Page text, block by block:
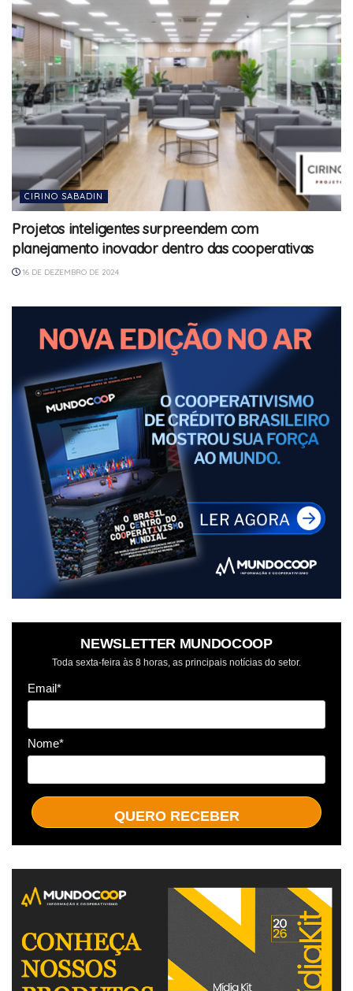
CIRINO SABADIN
Projetos inteligentes surpreendem com
planejamento inovador dentro das cooperativas
16 DE DEZEMBRO DE 2024
NEWSLETTER MUNDOCOOP
Toda sexta-feira às 8 horas, as principais notícias do setor.
Email*
Nome*
QUERO RECEBER